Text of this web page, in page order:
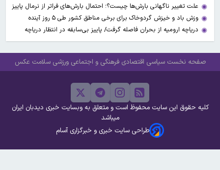
علت تغییر ناگهانی بارش‌ها چیست؟؛ احتمال بارش‌های فراتر از نرمال پاییز
وزش باد و خیزش گردوخاک برای برخی مناطق کشور طی ۵ روز آینده
دریاچه ارومیه از بحران فاصله گرفت/ پاییز بی‌سابقه در انتظار دریاچه
صفحه نخست سیاسی اقتصادی فرهنگی و اجتماعی ورزشی سلامت عکس
کلیه حقوق این سایت محفوظ است و متعلق به وبسایت خبری دیدبان ایران
میباشد
طراحی سایت خبری و خبرگزاری آسام